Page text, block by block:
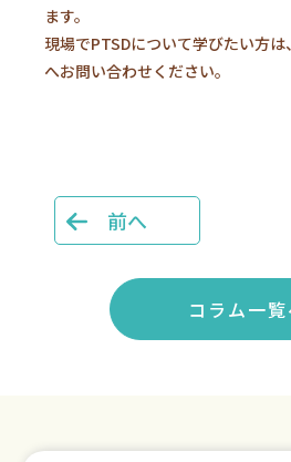
ます。
現場でPTSDについて学びたい方
へお問い合わせください。
前へ
コラム一覧